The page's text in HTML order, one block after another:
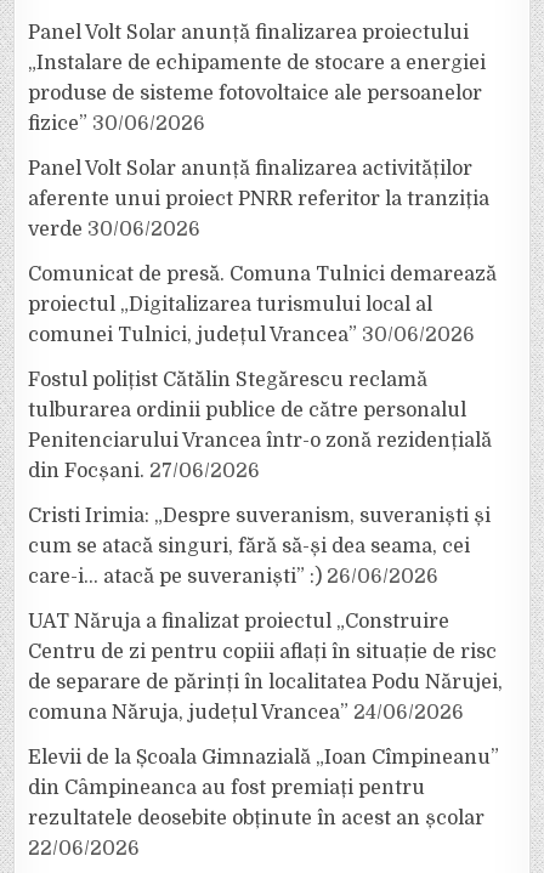
Panel Volt Solar anunță finalizarea proiectului
„Instalare de echipamente de stocare a energiei
produse de sisteme fotovoltaice ale persoanelor
fizice” 30/06/2026
Panel Volt Solar anunță finalizarea activităților
aferente unui proiect PNRR referitor la tranziția
verde 30/06/2026
Comunicat de presă. Comuna Tulnici demarează
proiectul „Digitalizarea turismului local al
comunei Tulnici, județul Vrancea” 30/06/2026
Fostul polițist Cătălin Stegărescu reclamă
tulburarea ordinii publice de către personalul
Penitenciarului Vrancea într-o zonă rezidențială
din Focșani. 27/06/2026
Cristi Irimia: „Despre suveranism, suveraniști și
cum se atacă singuri, fără să-și dea seama, cei
care-i… atacă pe suveraniști” :) 26/06/2026
UAT Năruja a finalizat proiectul „Construire
Centru de zi pentru copiii aflați în situație de risc
de separare de părinți în localitatea Podu Nărujei,
comuna Năruja, județul Vrancea” 24/06/2026
Elevii de la Școala Gimnazială „Ioan Cîmpineanu”
din Câmpineanca au fost premiați pentru
rezultatele deosebite obținute în acest an școlar
22/06/2026